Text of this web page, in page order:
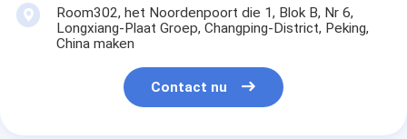
Room302, het Noordenpoort die 1, Blok B, Nr 6,
Longxiang-Plaat Groep, Changping-District, Peking,
China maken
Contact nu